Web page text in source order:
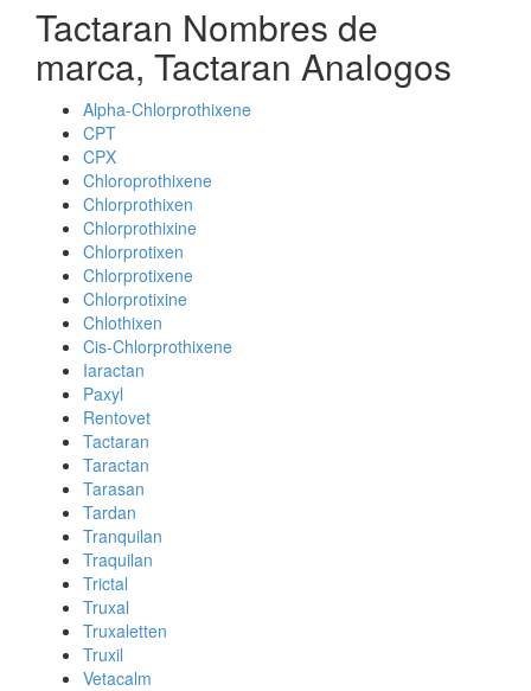
Tactaran Nombres de
marca, Tactaran Analogos
Alpha-Chlorprothixene
CPT
CPX
Chloroprothixene
Chlorprothixen
Chlorprothixine
Chlorprotixen
Chlorprotixene
Chlorprotixine
Chlothixen
Cis-Chlorprothixene
Iaractan
Paxyl
Rentovet
Tactaran
Taractan
Tarasan
Tardan
Tranquilan
Traquilan
Trictal
Truxal
Truxaletten
Truxil
Vetacalm